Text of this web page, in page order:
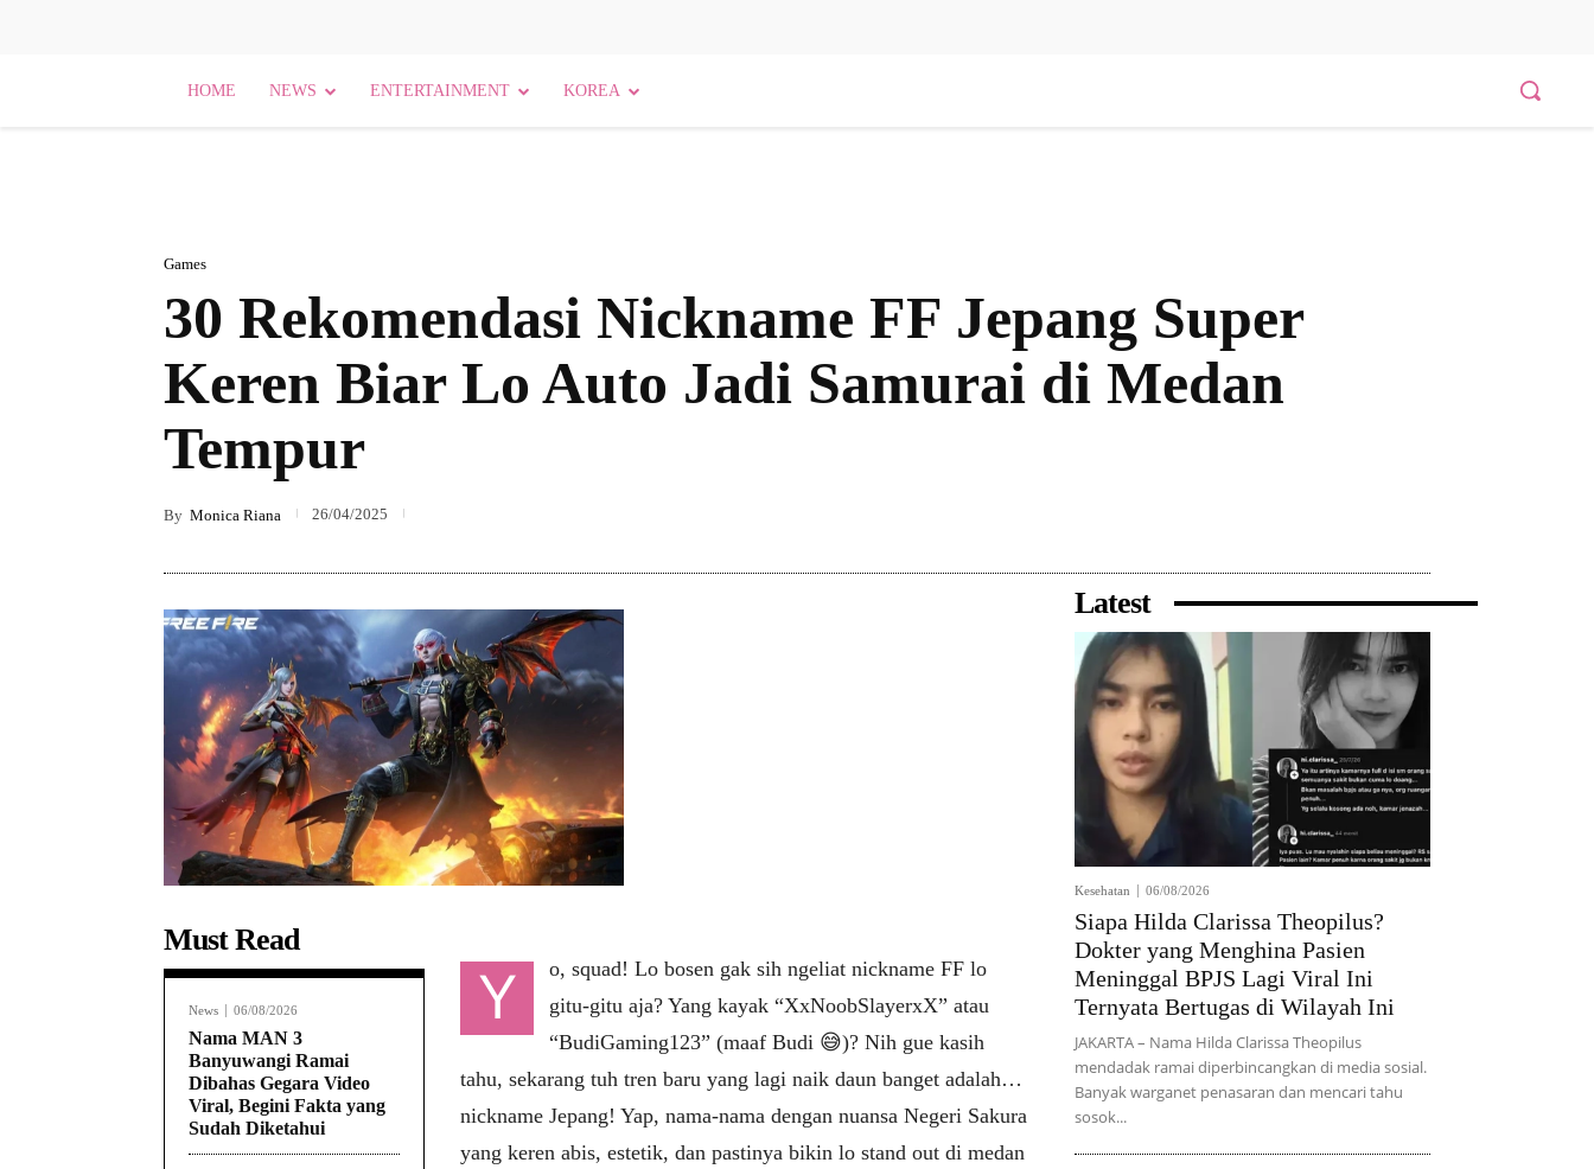
HOME NEWS ENTERTAINMENT KOREA
Games
30 Rekomendasi Nickname FF Jepang Super
Keren Biar Lo Auto Jadi Samurai di Medan
Tempur
By Monica Riana 26/04/2025
Must Read
News 06/08/2026
Nama MAN 3
Banyuwangi Ramai
Dibahas Gegara Video
Viral, Begini Fakta yang
Sudah Diketahui
Y
o, squad! Lo bosen gak sih ngeliat nickname FF lo
gitu-gitu aja? Yang kayak “XxNoobSlayerxX” atau
“BudiGaming123” (maaf Budi 😅)? Nih gue kasih
tahu, sekarang tuh tren baru yang lagi naik daun banget adalah…
nickname Jepang! Yap, nama-nama dengan nuansa Negeri Sakura
yang keren abis, estetik, dan pastinya bikin lo stand out di medan
Latest
Kesehatan 06/08/2026
Siapa Hilda Clarissa Theopilus?
Dokter yang Menghina Pasien
Meninggal BPJS Lagi Viral Ini
Ternyata Bertugas di Wilayah Ini
JAKARTA – Nama Hilda Clarissa Theopilus
mendadak ramai diperbincangkan di media sosial.
Banyak warganet penasaran dan mencari tahu
sosok...